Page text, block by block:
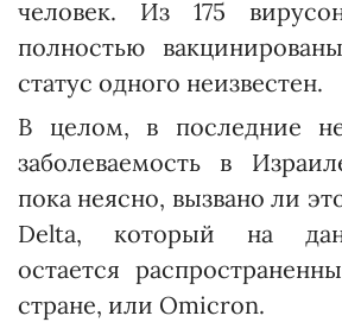
человек. Из 175
полностью
статус одного неизвестен.
В целом, в последние
заболеваемость в
пока неясно, вызвано ли
Delta, который на
остается
стране, или Omicron.